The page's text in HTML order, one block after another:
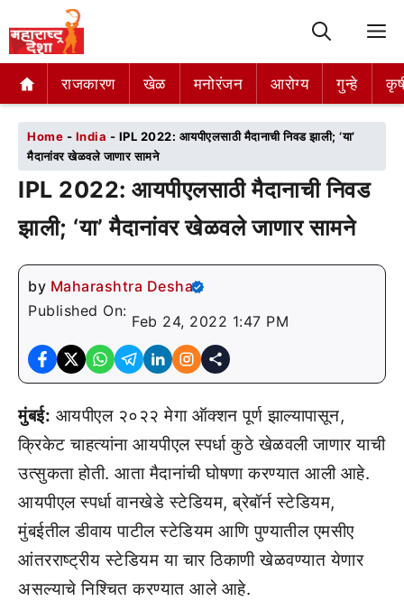
राजकारण खेळ मनोरंजन आरोग्य गुन्हे
राजकारण खेळ मनोरंजन आरोग्य गुन्हे
Home - India - IPL 2022: आयपीएलसाठी मैदानाची निवड झाली; ‘या’
मैदानांवर खेळवले जाणार सामने
IPL 2022: आयपीएलसाठी मैदानाची निवड
झाली; ‘या’ मैदानांवर खेळवले जाणार सामने
by Maharashtra Desha
Published On:
Feb 24, 2022 1:47 PM
मुंबई: आयपीएल २०२२ मेगा ऑक्शन पूर्ण झाल्यापासून,
क्रिकेट चाहत्यांना आयपीएल स्पर्धा कुठे खेळवली जाणार याची
उत्सुकता होती. आता मैदानांची घोषणा करण्यात आली आहे.
आयपीएल स्पर्धा वानखेडे स्टेडियम, ब्रेबॉर्न स्टेडियम,
मुंबईतील डीवाय पाटील स्टेडियम आणि पुण्यातील एमसीए
आंतरराष्ट्रीय स्टेडियम या चार ठिकाणी खेळवण्यात येणार
असल्याचे निश्चित करण्यात आले आहे.